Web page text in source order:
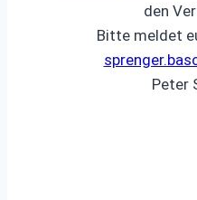
den
Bitte meldet
Peter